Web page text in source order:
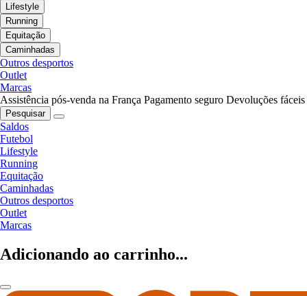
Lifestyle
Running
Equitação
Caminhadas
Outros desportos
Outlet
Marcas
Assistência pós-venda na França Pagamento seguro Devoluções fáceis
Pesquisar
Saldos
Futebol
Lifestyle
Running
Equitação
Caminhadas
Outros desportos
Outlet
Marcas
Adicionando ao carrinho...